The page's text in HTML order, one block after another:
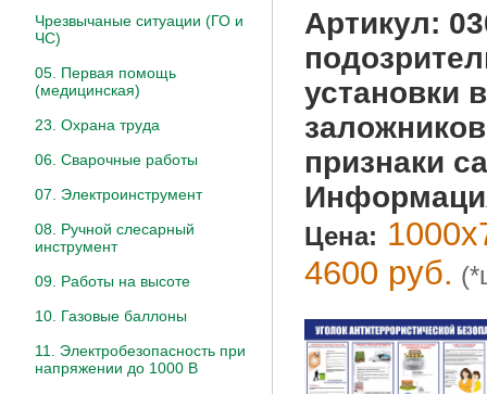
Чрезвычаные ситуации (ГО и
ЧС)
05. Первая помощь
(медицинская)
23. Охрана труда
06. Сварочные работы
07. Электроинструмент
08. Ручной слесарный
инструмент
09. Работы на высоте
10. Газовые баллоны
11. Электробезопасность при
напряжении до 1000 В
Артикул:
установки
признаки
Цена:
4600 руб.